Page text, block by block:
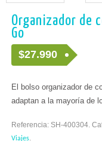
Organizador de
Go
$27.990
El bolso organizador de
adaptan a la mayoría de
Referencia: SH-400304.
Viajes.